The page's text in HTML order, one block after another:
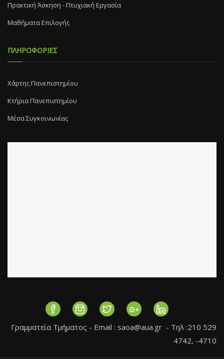
Πρακτική Άσκηση - Πτυχιακή Εργασία
Μαθήματα Επιλογής
ΠΛΗΡΟΦΟΡΙΕΣ
Χάρτης Πανεπιστημίου
Κτήρια Πανεπιστημίου
Μέσα Συγκοινωνίας
Γραμματεία Τμήματος - Εmail : saoa@aua.gr - Τηλ :210 529
4742, -4710